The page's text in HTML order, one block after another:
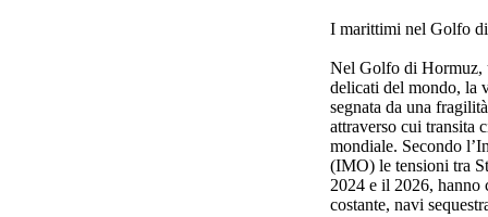
I marittimi nel Golfo
Nel Golfo di Hormuz,
delicati del mondo, la
segnata da una
attraverso cui transita
mondiale. Secondo
(IMO) le tensioni tra
2024 e il 2026, hanno
costante, navi